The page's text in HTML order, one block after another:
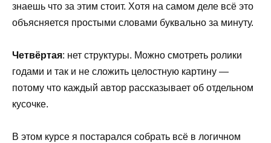
знаешь что за этим стоит. Хотя на самом деле всё это
объясняется простыми словами буквально за минуту.
Четвёртая: нет структуры. Можно смотреть ролики
годами и так и не сложить целостную картину —
потому что каждый автор рассказывает об отдельном
кусочке.
В этом курсе я постарался собрать всё в логичном